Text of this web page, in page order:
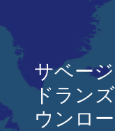
サベー
ドラン
ウンロ